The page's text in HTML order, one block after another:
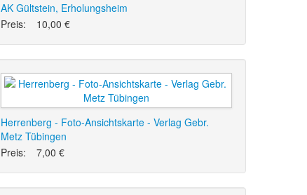
AK Gültstein, Erholungsheim
Preis:
10,00 €
Herrenberg - Foto-Ansichtskarte - Verlag Gebr.
Metz Tübingen
Preis:
7,00 €